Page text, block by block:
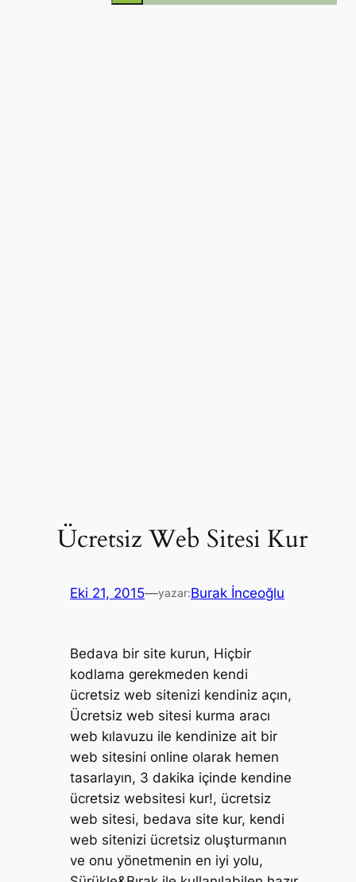
Ücretsiz Web Sitesi Kur
Eki 21, 2015—yazar:Burak İnceoğlu
Bedava bir site kurun, Hiçbir
kodlama gerekmeden kendi
ücretsiz web sitenizi kendiniz açın,
Ücretsiz web sitesi kurma aracı
web kılavuzu ile kendinize ait bir
web sitesini online olarak hemen
tasarlayın, 3 dakika içinde kendine
ücretsiz websitesi kur!, ücretsiz
web sitesi, bedava site kur, kendi
web sitenizi ücretsiz oluşturmanın
ve onu yönetmenin en iyi yolu,